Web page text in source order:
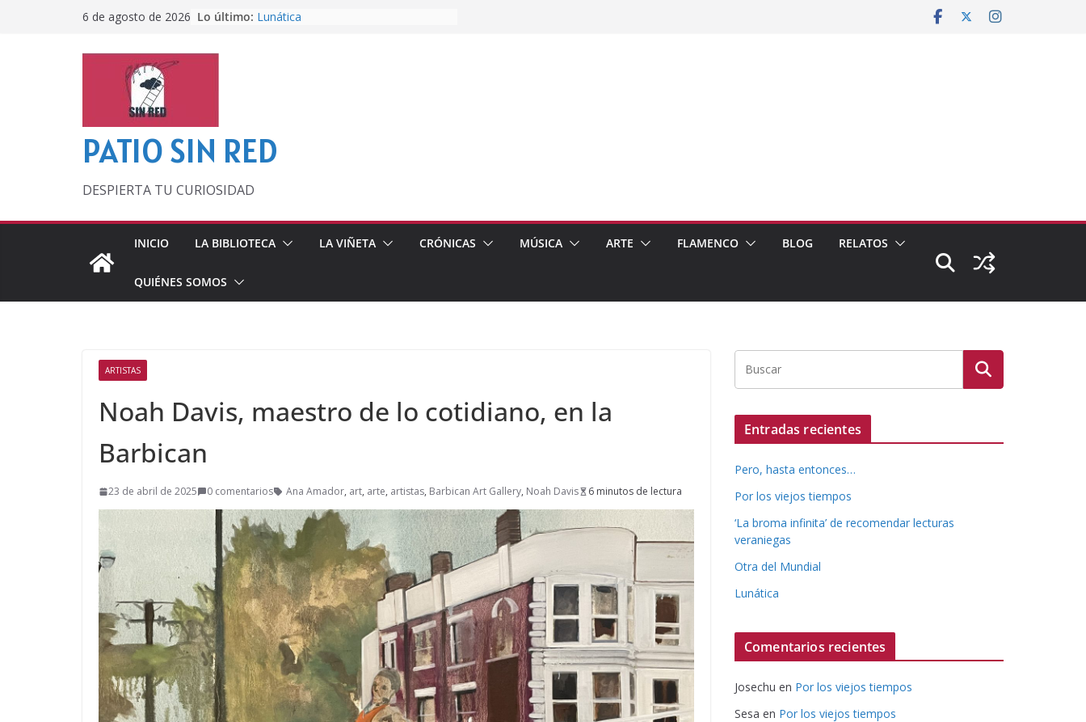
6 de agosto de 2026 Lo último: Lunática
PATIO SIN RED
DESPIERTA TU CURIOSIDAD
INICIO LA BIBLIOTECA LA VIÑETA CRÓNICAS MÚSICA ARTE FLAMENCO BLOG RELATOS
QUIÉNES SOMOS
ARTISTAS
Noah Davis, maestro de lo cotidiano, en la
Barbican
23 de abril de 2025 0 comentarios Ana Amador, art, arte, artistas, Barbican Art Gallery, Noah Davis 6 minutos de lectura
Entradas recientes
Pero, hasta entonces…
Por los viejos tiempos
‘La broma infinita’ de recomendar lecturas
veraniegas
Otra del Mundial
Lunática
Comentarios recientes
Josechu en Por los viejos tiempos
Sesa en Por los viejos tiempos